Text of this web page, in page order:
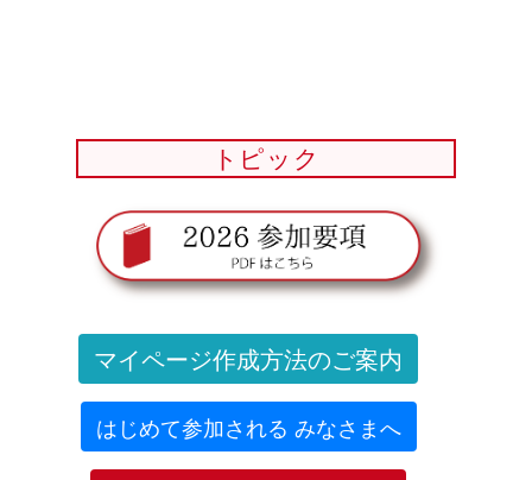
トピック
マイページ作成方法のご案内
はじめて参加される みなさまへ